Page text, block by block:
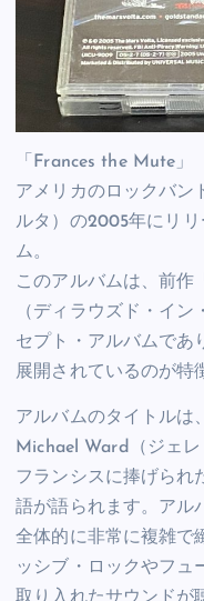
「Frances the Mute」
アメリカのロックバン
ルタ）の2005年にリ
ム。
このアルバムは、前作
（ディラウズド・イ
セプト・アルバムであ
展開されているのが特
アルバムのタイトルは
Michael Ward（ジェ
フランシスに捧げられ
語が語られます。アル
全体的に非常に複雑で
ッシブ・ロックやフュ